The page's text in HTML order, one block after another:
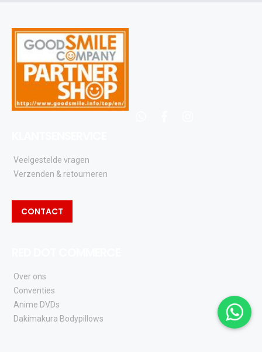
Veelgestelde vragen
Verzenden & retourneren
CONTACT
Over ons
Conventies
Anime DVDs
Dakimakura Bodypillows